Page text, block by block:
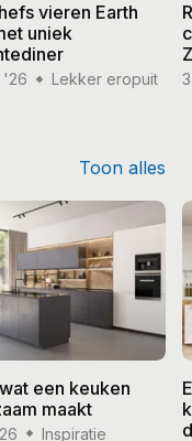
vieren Earth
uniek
'26 Lekker eropuit
Toon alles
een keuken
maakt
Inspiratie